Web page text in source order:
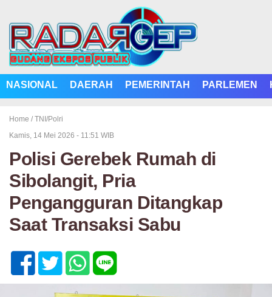
NASIONAL DAERAH PEMERINTAH PARLEMEN
Home / TNI/Polri
Kamis, 14 Mei 2026 - 11:51 WIB
Polisi Gerebek Rumah di
Sibolangit, Pria
Pengangguran Ditangkap
Saat Transaksi Sabu